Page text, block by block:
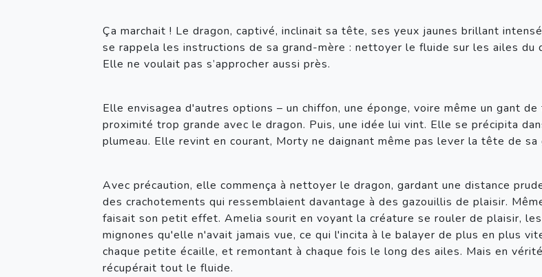
Ça marchait ! Le dragon, captivé, inclinait sa tête, ses yeux jaunes brillant
se rappela les instructions de sa grand-mère : nettoyer le fluide sur les ailes
Elle ne voulait pas s’approcher aussi près.
Elle envisagea d'autres options – un chiffon, une éponge, voire même un gant
proximité trop grande avec le dragon. Puis, une idée lui vint. Elle se précipita
plumeau. Elle revint en courant, Morty ne daignant même pas lever la tête de sa
Avec précaution, elle commença à nettoyer le dragon, gardant une distance
des crachotements qui ressemblaient davantage à des gazouillis de plaisir.
faisait son petit effet. Amelia sourit en voyant la créature se rouler de plaisir,
mignones qu'elle n'avait jamais vue, ce qui l'incita à le balayer de plus en plus
chaque petite écaille, et remontant à chaque fois le long des ailes. Mais en
récupérait tout le fluide.